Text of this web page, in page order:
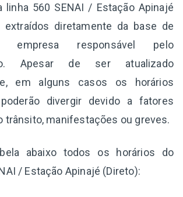
linha 560 SENAI / Estação Apinajé
extraídos diretamente da base de
empresa responsável pelo
Apesar de ser atualizado
em alguns casos os horários
divergir devido a fatores
trânsito, manifestações ou greves.
abaixo todos os horários do
/ Estação Apinajé (Direto):